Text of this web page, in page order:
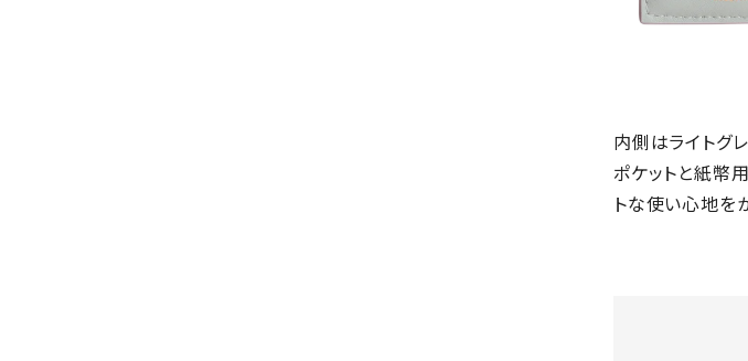
内側はライトグ
ポケットと紙幣
トな使い心地を